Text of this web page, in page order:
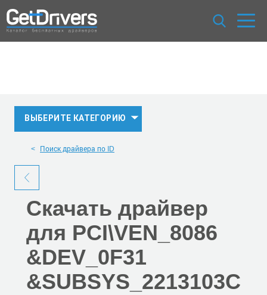
ВЫБЕРИТЕ КАТЕГОРИЮ
Поиск драйвера по ID
Скачать драйвер
для PCI\VEN_8086
&DEV_0F31
&SUBSYS_2213103C